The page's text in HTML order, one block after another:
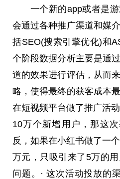
一个新的app或者是
会通过各种推广渠道和媒
括SEO(搜索引擎优化)和
个阶段数据分析主要是通
道的效果进行评估，从而
略，使得最终的获客成本
在短视频平台做了推广活
10万个新增用户，那这
反，如果在小红书做了一
万元，只吸引来了5万的
问题。· 这次活动投放的